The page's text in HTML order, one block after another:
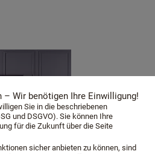
– Wir benötigen Ihre Einwilligung!
Sie in die beschriebenen
und DSGVO). Sie können Ihre
für die Zukunft über die Seite
sicher anbieten zu können, sind